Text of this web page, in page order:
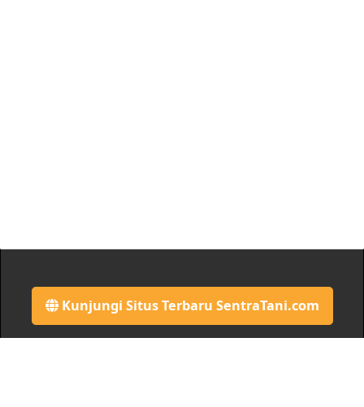
Kunjungi Situs Terbaru SentraTani.com